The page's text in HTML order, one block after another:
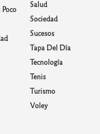
Salud
Sociedad
Sucesos
Tapa Del Día
Tecnología
Tenis
Turismo
Voley